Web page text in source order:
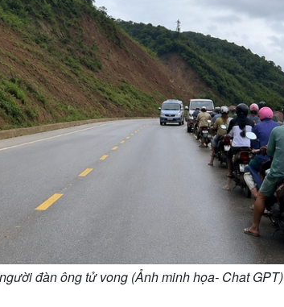
đàn ông tử vong (Ảnh minh họa- Chat GPT)